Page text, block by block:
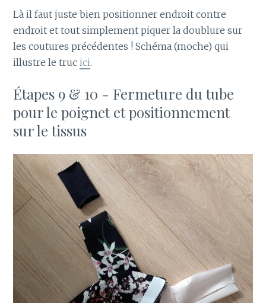
Là il faut juste bien positionner endroit contre
endroit et tout simplement piquer la doublure sur
les coutures précédentes ! Schéma (moche) qui
illustre le truc ici.
Étapes 9 & 10 - Fermeture du tube
pour le poignet et positionnement
sur le tissus